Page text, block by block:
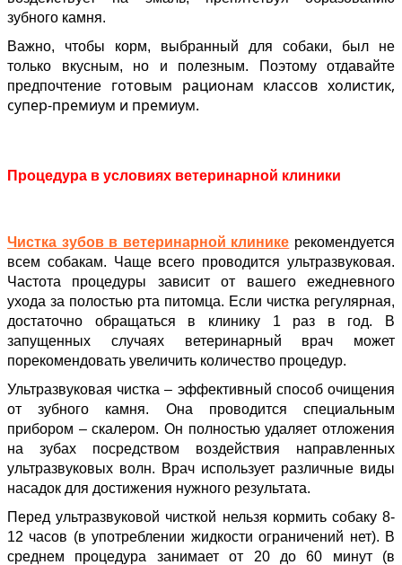
зубного камня.
Важно, чтобы корм, выбранный для собаки, был не
только вкусным, но и полезным. Поэтому отдавайте
предпочтение готовым рационам классов холистик,
супер-премиум и премиум.
Процедура в условиях ветеринарной клиники
Чистка зубов в ветеринарной клинике рекомендуется
всем собакам. Чаще всего проводится ультразвуковая.
Частота процедуры зависит от вашего ежедневного
ухода за полостью рта питомца. Если чистка регулярная,
достаточно обращаться в клинику 1 раз в год. В
запущенных случаях ветеринарный врач может
порекомендовать увеличить количество процедур.
Ультразвуковая чистка – эффективный способ очищения
от зубного камня. Она проводится специальным
прибором – скалером. Он полностью удаляет отложения
на зубах посредством воздействия направленных
ультразвуковых волн. Врач использует различные виды
насадок для достижения нужного результата.
Перед ультразвуковой чисткой нельзя кормить собаку 8-
12 часов (в употреблении жидкости ограничений нет). В
среднем процедура занимает от 20 до 60 минут (в